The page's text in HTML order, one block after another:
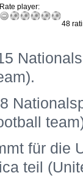
Rate player:
48
für die
teil